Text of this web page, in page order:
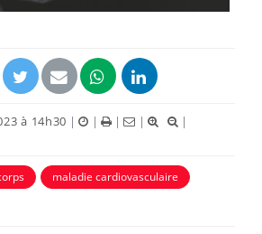
à 14h30 | | | |
|
maladie cardiovasculaire